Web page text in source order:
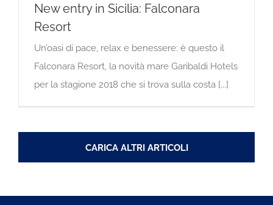
New entry in Sicilia: Falconara
Resort
Un’oasi di pace, relax e benessere: è questo il
Falconara Resort, la novità mare Garibaldi Hotels
per la stagione 2018 che si trova sulla costa [...]
CARICA ALTRI ARTICOLI